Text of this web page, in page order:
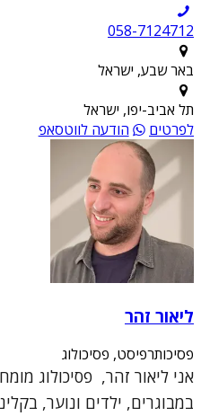
058-7124712
באר שבע, ישראל
תל אביב-יפו, ישראל
לפרטים
הודעה לווטסאפ
ליאור זהר
פסיכותרפיסט, פסיכולוג
אני ליאור זהר, פסיכולוג
במבוגרים, ילדים ונוער,